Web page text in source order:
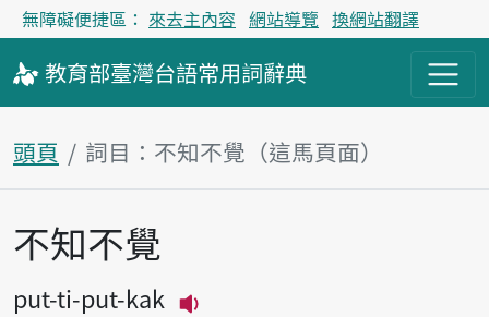
無障礙便捷區： 來去主內容 網站導覽 換網站翻譯
教育部臺灣台語常用詞辭典
頭頁 詞目：不知不覺（這馬頁面）
主內容區
不知不覺
put-ti-put-kak